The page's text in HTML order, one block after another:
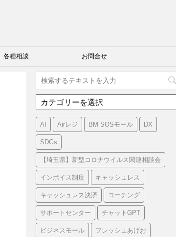
各種相談 お問合せ
テ
ゴ
リ
ー
AI Airレジ BM SOSモール DX
SDGs
【埼玉県】新型コロナウイルス関連相談会
インボイス制度 キャッシュレス
キャッシュレス決済 コーチング
サポートセンター チャットGPT
ビジネスモール フレッシュあげお